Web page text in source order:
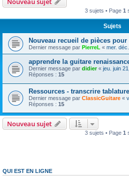
3 sujets • Page 1
Sujets
Nouveau recueil de pièces
Dernier message par PierreL « mer.
apprendre la guitare
Dernier message par didier« jeu. juin
Réponses : 15
Ressources - transcrire
Dernier message par ClassicGuitare «
Réponses : 15
Nouveau sujet
3 sujets • Page 1
QUI EST EN LIGNE